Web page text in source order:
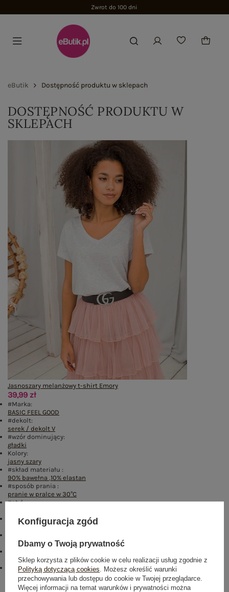
Zwrot do 100 dni
eButik Dostępność produktu w sklepach
DOSTĘPNOŚĆ PRODUKTU W
SKLEPACH
Jasnoszary melanżowy t-shirt Emory
39,99 zł
#Marka:
BASIC FEEL GOOD
#dekolt:
serek / dekolt V
#wzór dominujący:
gładki
Kolory:
jasny szary
#skład materiału :
90% bawełna ,10% elastan
#sposób prania :
pranie w pralce w 30°C
#styl:
#materiał dominujący:
bawełna
standardowa
krótki rękaw
emblemat_FP:
txt_BESTSELLER#0FA67E#FFFFFF,dół,lewo ,col,txt_COTTON
COMFORT#546070#FFFFFF
Konfiguracja zgód
Dbamy o Twoją prywatność
Sklep korzysta z plików cookie w celu realizacji usług zgodnie z
Polityką dotyczącą cookies . Możesz określić warunki
przechowywania lub dostępu do cookie w Twojej przeglądarce.
Więcej informacji na temat warunków i prywatności można